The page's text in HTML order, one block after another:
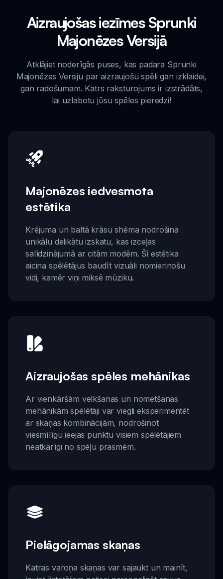
Aizraujošas iezīmes Sprunki
Majonēzes Versijā
Atklājiet noderīgās puses, kas padara Sprunki
Majonēzes Versiju par aizraujošu spēli gan izklaidei,
gan radošumam. Katrs raksturojums ir izstrādāts,
lai uzlabotu jūsu spēles pieredzi!
Majonēzes iedvesmota
estētika
Krējuma un baltā krāsu shēma nodrošina
unikālu delikātu izskatu, kas izceļas
salīdzinājumā ar citām modēm. Šī estētika
aicina spēlētājus baudīt vizuāli nomierinošu
vidi, kamēr viņi miksē mūziku.
Aizraujošas spēles mehānikas
Ar vienkāršām velkšanas un nometšanas
mehānikām spēlētāji var viegli eksperimentēt
ar skaņas kombinācijām, nodrošinot
viesmīlīgu ieejas punktu visiem spēlētājiem
neatkarīgi no spēļu prasmēm.
Pielāgojamas skaņas
Katras varoņa skaņas var sajaukt un mainīt,